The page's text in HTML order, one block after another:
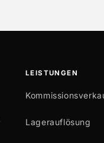
LEISTUNGEN
Lagerauflösung